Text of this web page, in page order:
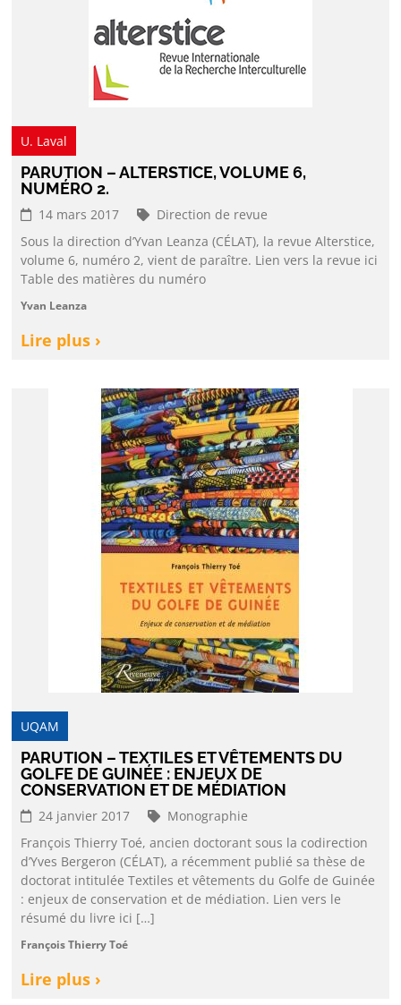
U. Laval
PARUTION – ALTERSTICE, VOLUME 6,
NUMÉRO 2.
14 mars 2017
Direction de revue
Sous la direction d’Yvan Leanza (CÉLAT), la revue Alterstice,
volume 6, numéro 2, vient de paraître. Lien vers la revue ici
Table des matières du numéro
Yvan Leanza
Lire plus ›
UQAM
PARUTION – TEXTILES ET VÊTEMENTS DU
GOLFE DE GUINÉE : ENJEUX DE
CONSERVATION ET DE MÉDIATION
24 janvier 2017
Monographie
François Thierry Toé, ancien doctorant sous la codirection
d’Yves Bergeron (CÉLAT), a récemment publié sa thèse de
doctorat intitulée Textiles et vêtements du Golfe de Guinée
: enjeux de conservation et de médiation. Lien vers le
résumé du livre ici […]
François Thierry Toé
Lire plus ›